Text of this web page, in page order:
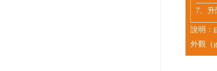
7、
說明：
外觀（